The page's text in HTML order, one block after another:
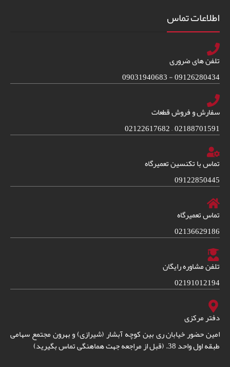
اطلاعات تماس
تلفن های ضروری
09126280434 - 09031940683
سفارش و فروش قطعات
02188701591 – 02122617682
تماس با تکنسین تعمیرگاه
09122850445
تماس تعمیرگاه
02136629186
تلفن مشاوره رایگان
02191012194
دفتر مرکزی
امین حضور خیابان ری بین کوچه آبشار (شیرازی) و بهرون مجتمع سهامی
طبقه اول واحد 38. (قبل از مراجعه جهت هماهنگی تماس بگیرید)